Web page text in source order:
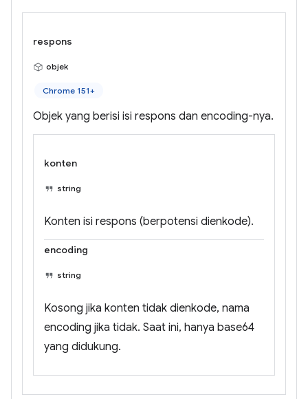
respons
objek
Chrome 151+
Objek yang berisi isi respons dan encoding-nya.
konten
string
Konten isi respons (berpotensi dienkode).
encoding
string
Kosong jika konten tidak dienkode, nama
encoding jika tidak. Saat ini, hanya base64
yang didukung.